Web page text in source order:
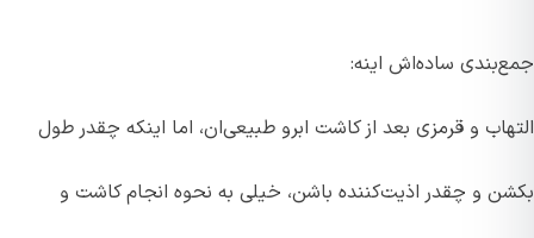
جمع‌بندی ساده‌اش اینه:
التهاب و قرمزی بعد از کاشت ابرو طبیعی‌ان، اما اینکه چقدر طول
بکشن و چقدر اذیت‌کننده باشن، خیلی به نحوه انجام کاشت و